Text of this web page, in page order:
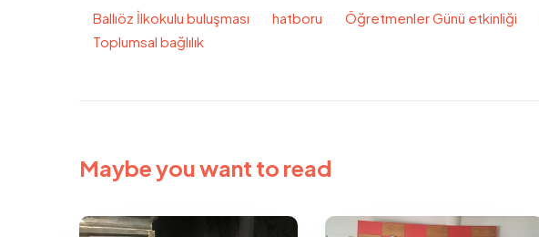
Ballıöz İlkokulu buluşması hatboru Öğretmenler Günü etkinliği
Toplumsal bağlılık
Maybe you want to read